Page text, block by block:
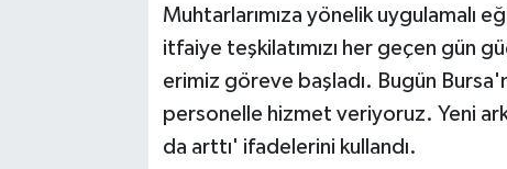
Muhtarlarımıza yönelik uygulamalı
itfaiye teşkilatımızı her geçen gün
erimiz göreve başladı. Bugün
personelle hizmet veriyoruz. Yeni
da arttı' ifadelerini kullandı.